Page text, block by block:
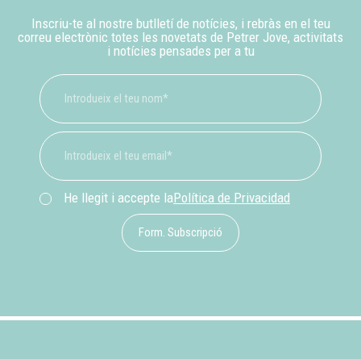
Inscriu-te al nostre butlletí de notícies, i rebràs en el teu
correu electrònic totes les novetats de Petrer Jove, activitats
i notícies pensades per a tu
He llegit i accepte laPolítica de Privacidad
Form. Subscripció